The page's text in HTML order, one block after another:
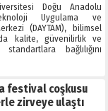
Doğu Anadolu
Uygulama ve
(DAYTAM), bilimsel
kalite, güvenilirlik ve
standartlara bağlılığını
festival coşkusu
zirveye ulaştı